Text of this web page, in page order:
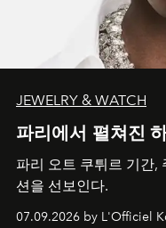
JEWELRY & WATCH
파리에서 펼쳐진
파리 오트 쿠튀르 기간,
션을 선보인다.
07.09.2026 by L'Officiel